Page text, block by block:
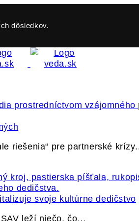
dôsledkov.
riešenia“ pre partnerské
svoje kultúrne dedičstvo
leží niečo, čo…